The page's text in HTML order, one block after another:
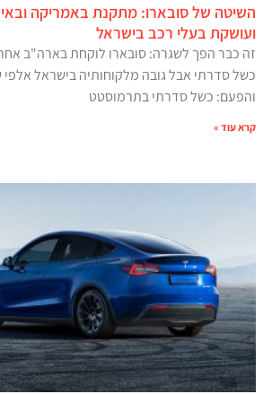
השיטה של סובארו: מתקנת באמריקה
ועושקת בעלי רכב בישראל
זה כבר הפך לשגרה: סובארו לוקחת בארה"ב
כשל סדרתי אבל גובה מלקוחותיה בישראל אלפי
והפעם: כשל סדרתי בתרמוסטט
קרא עוד »